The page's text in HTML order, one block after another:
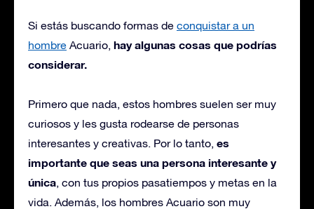
Si estás buscando formas de conquistar a un
hombre Acuario, hay algunas cosas que podrías
considerar.
Primero que nada, estos hombres suelen ser muy
curiosos y les gusta rodearse de personas
interesantes y creativas. Por lo tanto, es
importante que seas una persona interesante y
única, con tus propios pasatiempos y metas en la
vida. Además, los hombres Acuario son muy